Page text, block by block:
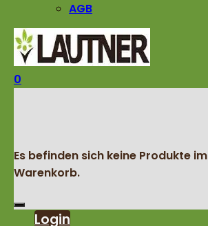
AGB
0
Es befinden sich keine Produkte im
Warenkorb.
Login